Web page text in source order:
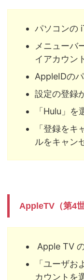
パソコンの
メニューバ
イアカウン
AppleIDの
設定の登録
「Hulu」を
「登録を
ルをキャン
AppleTV（第4
Apple TV
「ユーザ
カウントを